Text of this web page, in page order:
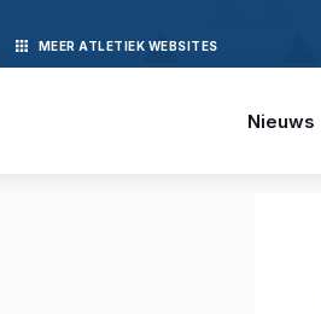
MEER ATLETIEK WEBSITES
Nieuws